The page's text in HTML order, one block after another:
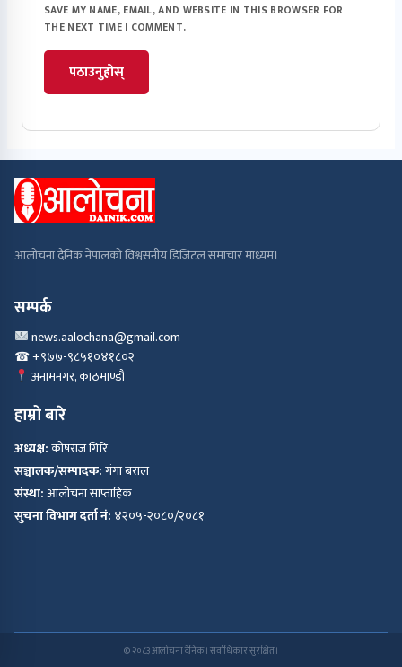
SAVE MY NAME, EMAIL, AND WEBSITE IN THIS BROWSER FOR
THE NEXT TIME I COMMENT.
आलोचना दैनिक नेपालको विश्वसनीय डिजिटल समाचार माध्यम।
सम्पर्क
news.aalochana@gmail.com
☎ +९७७-९८५१०४१८०२
अनामनगर, काठमाण्डौ
हाम्रो बारे
अध्यक्ष:कोषराज गिरि
सञ्चालक/सम्पादक:गंगा बराल
संस्था:आलोचना साप्ताहिक
सुचना विभाग दर्ता नं: ४२०५-२०८०/२०८१
© २०८३ आलोचना दैनिक। सर्वाधिकार सुरक्षित।